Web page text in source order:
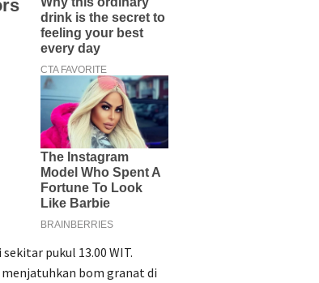
pukul 13.00 WIT.
bom granat di